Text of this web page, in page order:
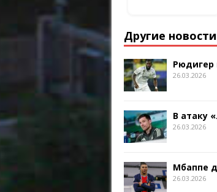
Другие
Рюдигер
26.03.2026
В атаку
26.03.2026
Мбаппе
26.03.2026